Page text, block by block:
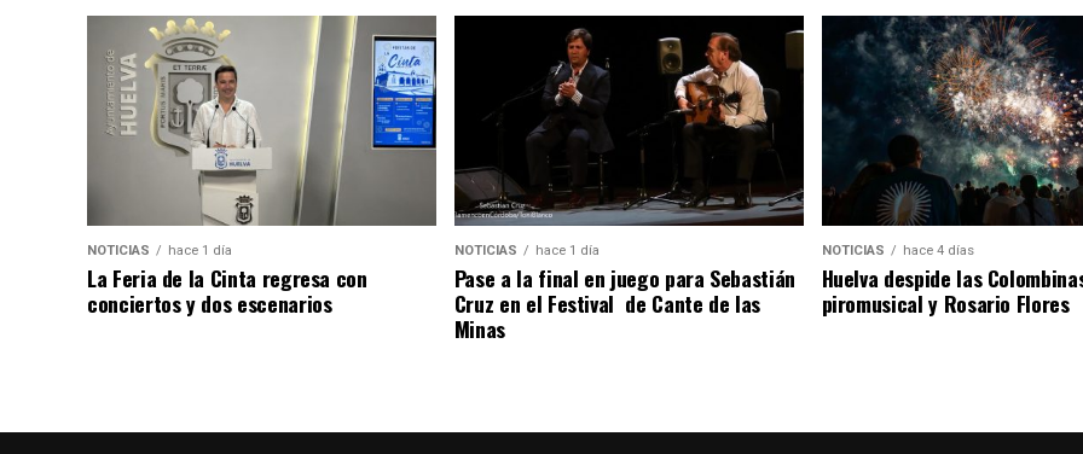
NOTICIAS hace 1 día
La Feria de la Cinta regresa con
conciertos y dos escenarios
NOTICIAS hace 1 día
Pase a la final en juego para Sebastián
Cruz en el Festival de Cante de las
Minas
NOTICIAS hace 4 días
Huelva despide las
piromusical y Rosario Flores